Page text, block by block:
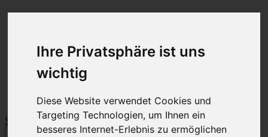
Ihre Privatsphäre ist uns
wichtig
Diese Website verwendet Cookies und
Targeting Technologien, um Ihnen ein
besseres Internet-Erlebnis zu ermöglichen
Mein Konto
Neukunde?
Kasse
Anmelden
Sale
Startseite »Kommunalwahlen